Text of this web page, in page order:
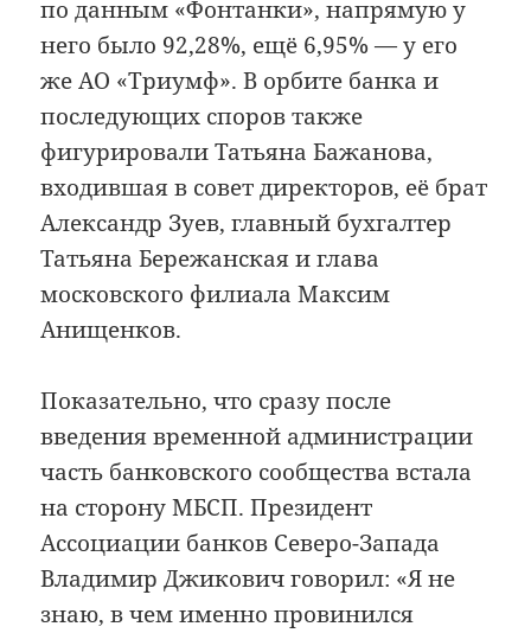
по данным «Фонтанки», напрямую у
него было 92,28%, ещё 6,95% — у его
же АО «Триумф». В орбите банка и
последующих споров также
фигурировали Татьяна Бажанова,
входившая в совет директоров, её брат
Александр Зуев, главный бухгалтер
Татьяна Бережанская и глава
московского филиала Максим
Анищенков.
Показательно, что сразу после
введения временной администрации
часть банковского сообщества встала
на сторону МБСП. Президент
Ассоциации банков Северо-Запада
Владимир Джикович говорил: «Я не
знаю, в чем именно провинился